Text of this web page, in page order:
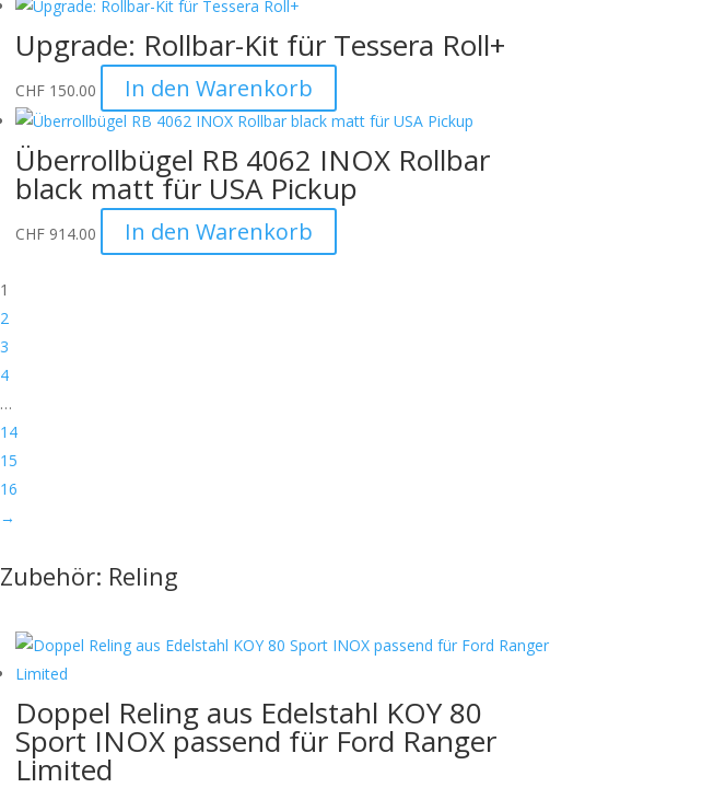
Upgrade: Rollbar-Kit für Tessera Roll+
CHF150.00 In den Warenkorb
Überrollbügel RB 4062 INOX Rollbar
black matt für USA Pickup
CHF914.00 In den Warenkorb
1
2
3
4
…
14
15
16
→
Zubehör: Reling
Doppel Reling aus Edelstahl KOY 80
Sport INOX passend für Ford Ranger
Limited